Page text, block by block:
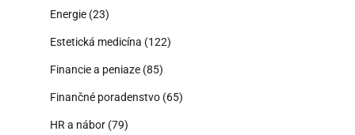
Energie (23)
Estetická medicína (122)
Financie a peniaze (85)
Finančné poradenstvo (65)
HR a nábor (79)